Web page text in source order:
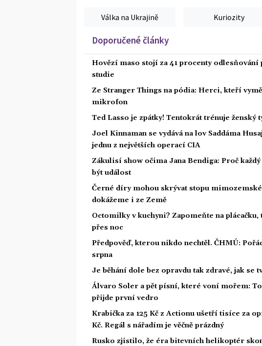
Válka na Ukrajině Kuriozity
Doporučené články
Hovězí maso stojí za 41 procenty odlesňování
studie
Ze Stranger Things na pódia: Herci, kteří
mikrofon
Ted Lasso je zpátky! Tentokrát trénuje ženský
Joel Kinnaman se vydává na lov Saddáma
jednu z největších operací CIA
Zákulisí show očima Jana Bendiga: Proč
být událost
Černé díry mohou skrývat stopu
dokážeme i ze Země
Octomilky v kuchyni? Zapomeňte na
přes noc
Předpověď, kterou nikdo nechtěl. ČHMÚ:
srpna
Je běhání dole bez opravdu tak zdravé, jak se
Álvaro Soler a pět písní, které voní mořem:
přijde první vedro
Krabička za 125 Kč z Actionu ušetří tisíce za
Kč. Regál s nářadím je věčně prázdný
Rusko zjistilo, že éra bitevních helikoptér